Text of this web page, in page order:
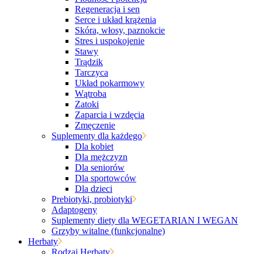
Regeneracja i sen
Serce i układ krążenia
Skóra, włosy, paznokcie
Stres i uspokojenie
Stawy
Trądzik
Tarczyca
Układ pokarmowy
Wątroba
Zatoki
Zaparcia i wzdęcia
Zmęczenie
Suplementy dla każdego
Dla kobiet
Dla mężczyzn
Dla seniorów
Dla sportowców
Dla dzieci
Prebiotyki, probiotyki
Adaptogeny
Suplementy diety dla WEGETARIAN I WEGAN
Grzyby witalne (funkcjonalne)
Herbaty
Rodzaj Herbaty